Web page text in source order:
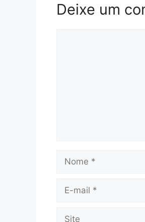
Deixe um
Nome
Site